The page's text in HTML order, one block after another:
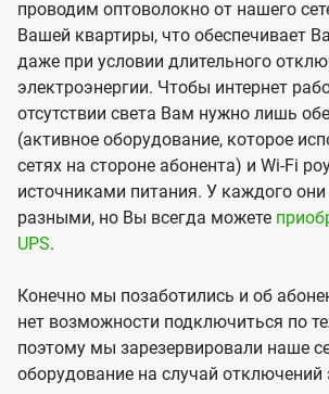
проводим оптоволокно от нашего
Вашей квартиры, что обеспечивает
даже при условии длительного
электроэнергии. Чтобы интернет
отсутствии света Вам нужно лишь
(активное оборудование, которое
сетях на стороне абонента) и Wi-Fi
источниками питания. У каждого
разными, но Вы всегда можете
UPS.
Конечно мы позаботились и об
нет возможности подключиться по
поэтому мы зарезервировали наше
оборудование на случай отключений